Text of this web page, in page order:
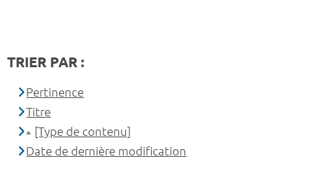
TRIER PAR :
Pertinence
Titre
[Type de contenu]
Date de dernière modification